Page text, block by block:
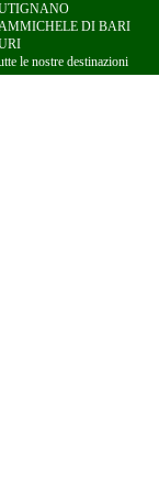
DI BARI
le nostre destinazioni